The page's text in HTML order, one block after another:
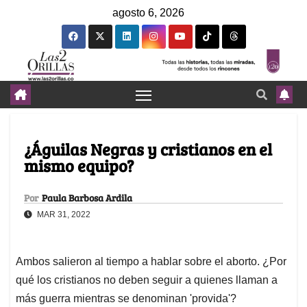
agosto 6, 2026
¿Águilas Negras y cristianos en el
mismo equipo?
Por Paula Barbosa Ardila
MAR 31, 2022
Ambos salieron al tiempo a hablar sobre el aborto. ¿Por
qué los cristianos no deben seguir a quienes llaman a
más guerra mientras se denominan 'provida'?